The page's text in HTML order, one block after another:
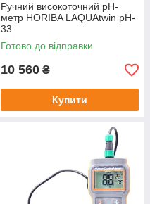
Ручний високоточний рН-
метр HORIBA LAQUAtwin pH-
33
Готово до відправки
10 560 ₴
Купити